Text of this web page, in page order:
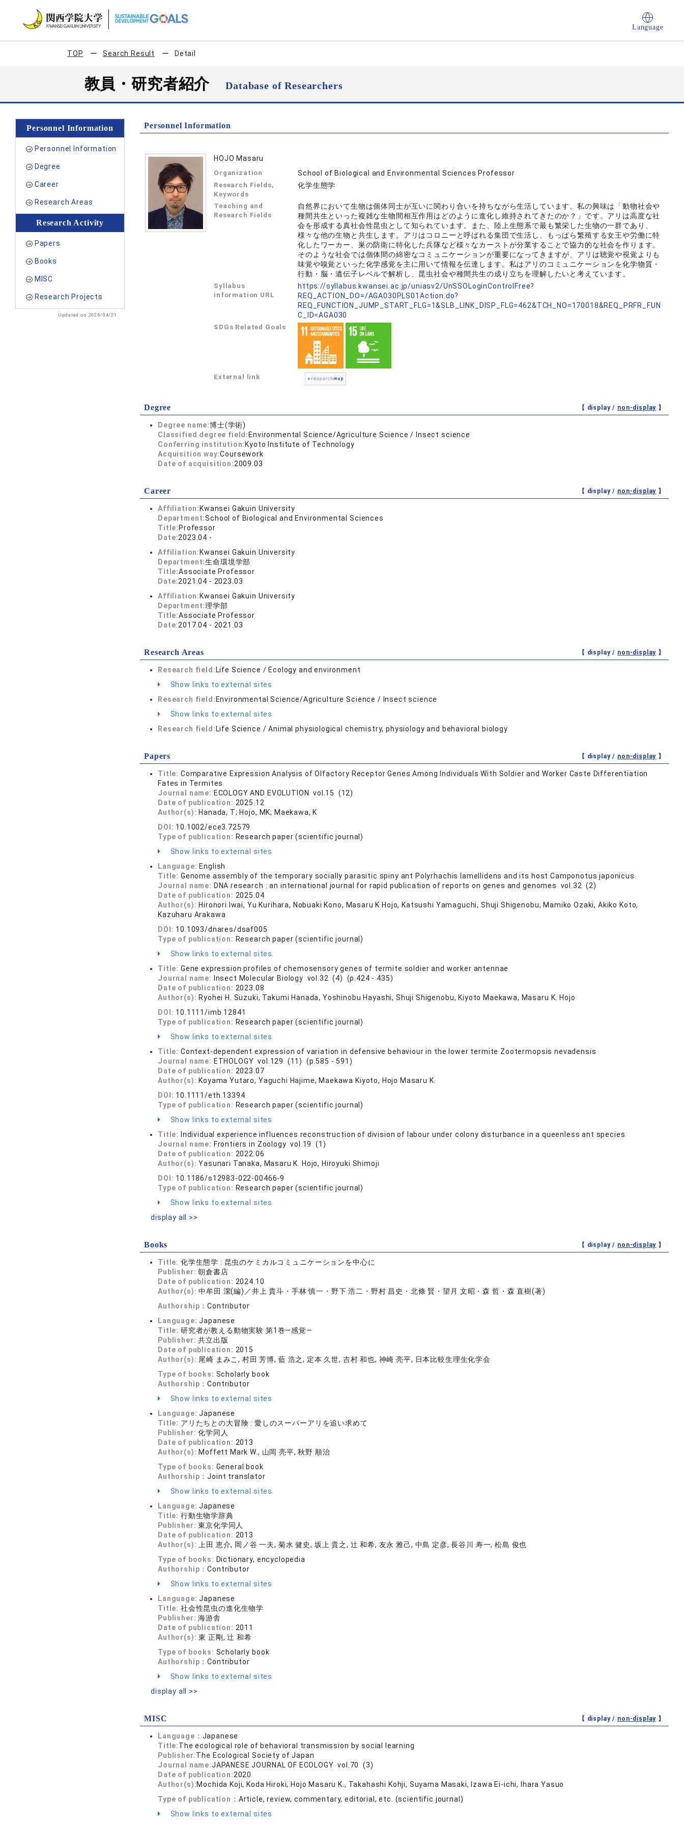
Language
TOP Search Result Detail
教員・研究者紹介Database of Researchers
Personnel Information
Personnel Information
Degree
Career
Research Areas
Research Activity
Papers
Books
MISC
Research Projects
Updated on 2026/04/21
Personnel Information
HOJO Masaru
Organization School of Biological and Environmental Sciences Professor
Research Fields,
Keywords
化学生態学
Teaching and
Research Fields
自然界において生物は個体同士が互いに関わり合いを持ちながら生活しています。私の興味は「動物社会や
種間共生といった複雑な生物間相互作用はどのように進化し維持されてきたのか？」です。アリは高度な社
会を形成する真社会性昆虫として知られています。また、陸上生態系で最も繁栄した生物の一群であり、
様々な他の生物と共生します。アリはコロニーと呼ばれる集団で生活し、もっぱら繁殖する女王や労働に特
化したワーカー、巣の防衛に特化した兵隊など様々なカーストが分業することで協力的な社会を作ります。
そのような社会では個体間の綿密なコミュニケーションが重要になってきますが、アリは聴覚や視覚よりも
味覚や嗅覚といった化学感覚を主に用いて情報を伝達します。私はアリのコミュニケーションを化学物質・
行動・脳・遺伝子レベルで解析し、昆虫社会や種間共生の成り立ちを理解したいと考えています。
Syllabus
information URL
https://syllabus.kwansei.ac.jp/uniasv2/UnSSOLoginControlFree?
REQ_ACTION_DO=/AGA030PLS01Action.do?
REQ_FUNCTION_JUMP_START_FLG=1&SLB_LINK_DISP_FLG=462&TCH_NO=170018&REQ_PRFR_FUN
C_ID=AGA030
SDGs Related Goals
External link
Degree 【 display / non-display 】
Degree name:博士(学術)
Classified degree field: Environmental Science/Agriculture Science / Insect science
Conferring institution: Kyoto Institute of Technology
Acquisition way:Coursework
Date of acquisition:2009.03
Career 【 display / non-display 】
Affiliation: Kwansei Gakuin University
Department:School of Biological and Environmental Sciences
Title: Professor
Date:2023.04 -
Affiliation: Kwansei Gakuin University
Department:生命環境学部
Title:Associate Professor
Date:2021.04 - 2023.03
Affiliation: Kwansei Gakuin University
Department:理学部
Title:Associate Professor
Date:2017.04 - 2021.03
Research Areas 【 display / non-display 】
Research field: Life Science / Ecology and environment
Show links to external sites
Research field: Environmental Science/Agriculture Science / Insect science
Show links to external sites
Research field: Life Science / Animal physiological chemistry, physiology and behavioral biology
Papers 【 display / non-display 】
Title: Comparative Expression Analysis of Olfactory Receptor Genes Among Individuals With Soldier and Worker Caste Differentiation
Fates in Termites
Journal name: ECOLOGY AND EVOLUTION vol.15 (12)
Date of publication: 2025.12
Author(s): Hanada, T; Hojo, MK; Maekawa, K
DOI: 10.1002/ece3.72579
Type of publication: Research paper (scientific journal)
Show links to external sites
Language: English
Title: Genome assembly of the temporary socially parasitic spiny ant Polyrhachis lamellidens and its host Camponotus japonicus.
Journal name: DNA research : an international journal for rapid publication of reports on genes and genomes vol.32 (2)
Date of publication: 2025.04
Author(s): Hironori Iwai, Yu Kurihara, Nobuaki Kono, Masaru K Hojo, Katsushi Yamaguchi, Shuji Shigenobu, Mamiko Ozaki, Akiko Koto,
Kazuharu Arakawa
DOI: 10.1093/dnares/dsaf005
Type of publication: Research paper (scientific journal)
Show links to external sites
Title: Gene expression profiles of chemosensory genes of termite soldier and worker antennae
Journal name:
Insect Molecular Biology vol.32 (4) (p.424 - 435)
Date of publication: 2023.08
Author(s): Ryohei H. Suzuki, Takumi Hanada, Yoshinobu Hayashi, Shuji Shigenobu, Kiyoto Maekawa, Masaru K. Hojo
DOI: 10.1111/imb.12841
Type of publication: Research paper (scientific journal)
Show links to external sites
Title: Context-dependent expression of variation in defensive behaviour in the lower termite Zootermopsis nevadensis
Journal name: ETHOLOGY vol.129 (11) (p.585 - 591)
Date of publication: 2023.07
Author(s): Koyama Yutaro, Yaguchi Hajime, Maekawa Kiyoto, Hojo Masaru K.
DOI: 10.1111/eth.13394
Type of publication: Research paper (scientific journal)
Show links to external sites
Title:
Individual experience influences reconstruction of division of labour under colony disturbance in a queenless ant species
Journal name: Frontiers in Zoology vol.19 (1)
Date of publication: 2022.06
Author(s):Yasunari Tanaka, Masaru K. Hojo, Hiroyuki Shimoji
DOI: 10.1186/s12983-022-00466-9
Type of publication: Research paper (scientific journal)
Show links to external sites
display all >>
Books 【 display / non-display 】
Title: 化学生態学 : 昆虫のケミカルコミュニケーションを中心に
Publisher:朝倉書店
Date of publication: 2024.10
Author(s):中牟田 潔(編)／井上 貴斗・手林 慎一・野下 浩二・野村 昌史・北條 賢・望月 文昭・森 哲・森 直樹(著)
Authorship：Contributor
Language:Japanese
Title: 研究者が教える動物実験 第1巻―感覚―
Publisher:共立出版
Date of publication: 2015
Author(s): 尾崎 まみこ, 村田 芳博, 藍 浩之, 定本 久世, 吉村 和也, 神崎 亮平, 日本比較生理生化学会
Type of books: Scholarly book
Authorship：Contributor
Show links to external sites
Language:Japanese
Title: アリたちとの大冒険 : 愛しのスーパーアリを追い求めて
Publisher:化学同人
Date of publication: 2013
Author(s): Moffett Mark W., 山岡 亮平, 秋野 順治
Type of books: General book
Authorship：Joint translator
Show links to external sites
Language:Japanese
Title: 行動生物学辞典
Publisher:東京化学同人
Date of publication: 2013
Author(s):
上田 恵介, 岡ノ谷 一夫, 菊水 健史, 坂上 貴之, 辻 和希, 友永 雅己, 中島 定彦, 長谷川 寿一, 松島 俊也
Type of books: Dictionary, encyclopedia
Authorship：Contributor
Show links to external sites
Language:Japanese
Title: 社会性昆虫の進化生物学
Publisher:海游舎
Date of publication: 2011
Author(s):東 正剛, 辻 和希
Type of books: Scholarly book
Authorship：Contributor
Show links to external sites
display all >>
MISC 【 display / non-display 】
Language： Japanese
Title:The ecological role of behavioral transmission by social learning
Publisher:The Ecological Society of Japan
Journal name:JAPANESE JOURNAL OF ECOLOGY vol.70 (3)
Date of publication:2020
Author(s):Mochida Koji, Koda Hiroki, Hojo Masaru K., Takahashi Kohji, Suyama Masaki, Izawa Ei-ichi, Ihara Yasuo
Type of publication： Article, review, commentary, editorial, etc. (scientific journal)
Show links to external sites